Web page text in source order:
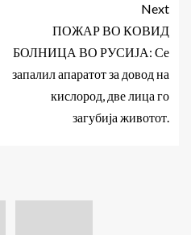
Next
ПОЖАР ВО КОВИД
БОЛНИЦА ВО РУСИЈА: Се
запалил апаратот за довод на
кислород, две лица го
загубија животот.